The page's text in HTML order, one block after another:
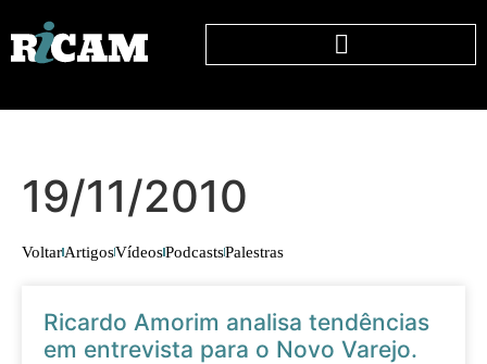
19/11/2010
VoltarArtigosVídeosPodcastsPalestras
Ricardo Amorim analisa tendências
em entrevista para o Novo Varejo.